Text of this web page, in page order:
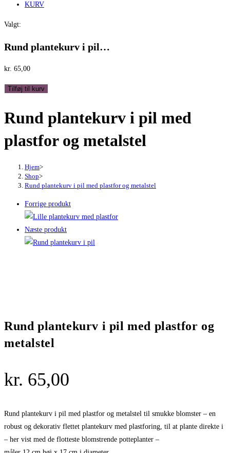
KURV
Valgt:
Rund plantekurv i pil…
kr. 65,00
Rund
i
med
metalstel
Tilføj til kurv
Rund plantekurv i pil med
plastfor og metalstel
Hjem>
Shop>
Rund plantekurv i pil med plastfor og metalstel
Forrige produkt
Næste produkt
Rund plantekurv i pil med plastfor og
metalstel
kr. 65,00
Rund plantekurv i pil med plastfor og metalstel til smukke blomster – en
robust og dekorativ flettet plantekurv med plastforing, til at plante direkte i
– her vist med de flotteste blomstrende potteplanter –